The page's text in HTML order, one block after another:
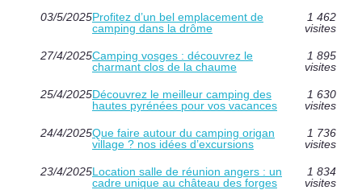
03/5/2025Profitez d’un bel emplacement de
camping dans la drôme
1 462
visites
27/4/2025Camping vosges : découvrez le
charmant clos de la chaume
1 895
visites
25/4/2025Découvrez le meilleur camping des
hautes pyrénées pour vos vacances
1 630
visites
24/4/2025Que faire autour du camping origan
village ? nos idées d’excursions
1 736
visites
23/4/2025Location salle de réunion angers : un
cadre unique au château des forges
1 834
visites